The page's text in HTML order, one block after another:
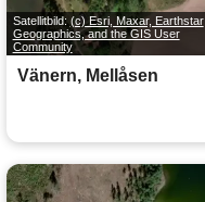
Satellitbild: (c) Esri, Maxar, Earthstar
Geographics, and the GIS User
Community
Vänern, Mellåsen